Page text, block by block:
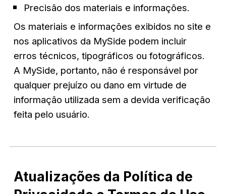
Precisão dos materiais e informações.
Os materiais e informações exibidos no site e
nos aplicativos da MySide podem incluir
erros técnicos, tipográficos ou fotográficos.
A MySide, portanto, não é responsável por
qualquer prejuízo ou dano em virtude de
informação utilizada sem a devida verificação
feita pelo usuário.
Atualizações da Política de